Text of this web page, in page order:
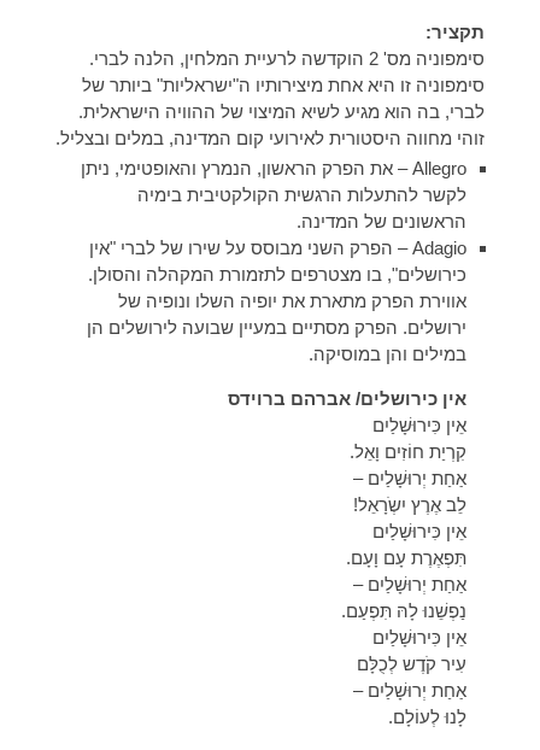
תקציר:
סימפוניה מס' 2 הוקדשה לרעיית המלחין, הלנה לברי.
סימפוניה זו היא אחת מיצירותיו ה"ישראליות" ביותר של
לברי, בה הוא מגיע לשיא המיצוי של ההוויה הישראלית.
זוהי מחווה היסטורית לאירועי קום המדינה, במלים ובצליל.
Allegro – את הפרק הראשון, הנמרץ והאופטימי, ניתן
לקשר להתעלות הרגשית הקולקטיבית בימיה
הראשונים של המדינה.
Adagio – הפרק השני מבוסס על שירו של לברי "אין
כירושלים", בו מצטרפים לתזמורת המקהלה והסולן.
אווירת הפרק מתארת את יופיה השלו ונופיה של
ירושלים. הפרק מסתיים במעיין שבועה לירושלים הן
במילים והן במוסיקה.
אין כירושלים/ אברהם ברוידס
אֵין כִּירוּשָׁלַיִם
קִרְיַת חוֹזִים וָאֵל.
אַחַת יְרוּשָׁלַיִם –
לֵב אֶרֶץ יִשְֹרָאֵל!
אֵין כִּירוּשָׁלַיִם
תִּפְאֶרֶת עָם וָעָם.
אַחַת יְרוּשָׁלַיִם –
נַפְשֵׁנוּ לָהּ תִּפְעַם.
אֵין כִּירוּשָׁלַיִם
עִיר קֹדֶש לְכֻלָּם
אַחַת יְרוּשָׁלַיִם –
לָנוּ לְעוֹלָם.